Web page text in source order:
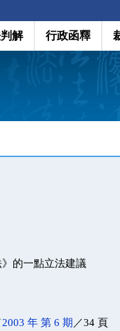
解 行政函釋
的一點立法建議
2003 年 第 6 期 ／34 頁